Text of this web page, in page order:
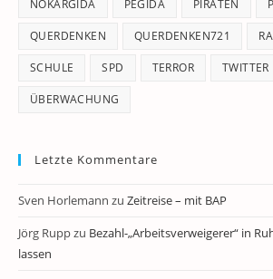
NOKARGIDA PEGIDA PIRATEN
QUERDENKEN QUERDENKEN721
SCHULE SPD TERROR TWITTER
ÜBERWACHUNG
Letzte Kommentare
Sven Horlemann zu Zeitreise – mit BAP
Jörg Ruppzu Bezahl-„Arbeitsverweigerer“ in
lassen